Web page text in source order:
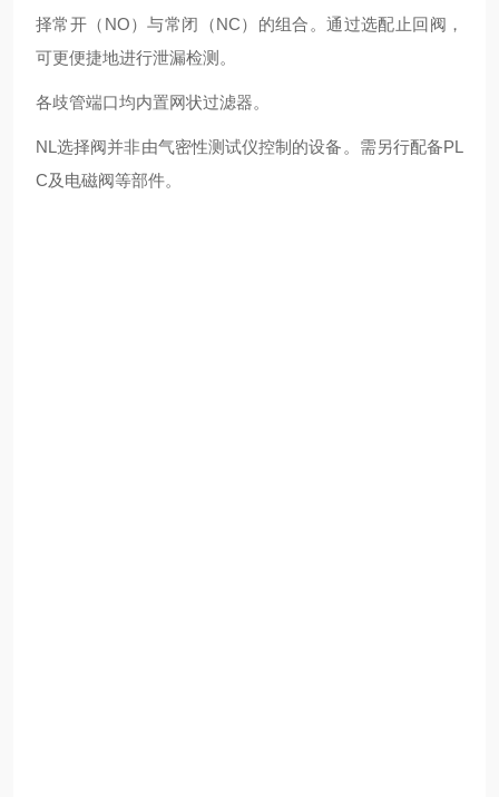
择常开（NO）与常闭（NC）的组合。通过选配止回阀，
可更便捷地进行泄漏检测。
各歧管端口均内置网状过滤器。
NL选择阀并非由气密性测试仪控制的设备。需另行配备PL
C及电磁阀等部件。